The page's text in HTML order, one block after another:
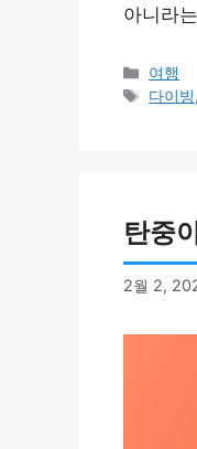
아니라
카
테
여행
태
다이빙,
탄중
2월 2,